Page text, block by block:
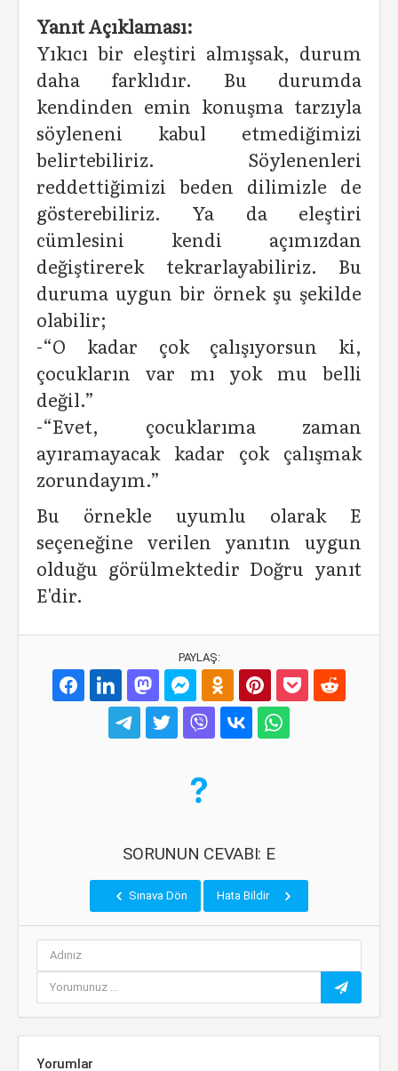
Yanıt Açıklaması:
Yıkıcı bir eleştiri almışsak, durum
daha farklıdır. Bu durumda
kendinden emin konuşma tarzıyla
söyleneni kabul etmediğimizi
belirtebiliriz. Söylenenleri
reddettiğimizi beden dilimizle de
gösterebiliriz. Ya da eleştiri
cümlesini kendi açımızdan
değiştirerek tekrarlayabiliriz. Bu
duruma uygun bir örnek şu şekilde
olabilir;
-“O kadar çok çalışıyorsun ki,
çocukların var mı yok mu belli
değil.”
-“Evet, çocuklarıma zaman
ayıramayacak kadar çok çalışmak
zorundayım.”
Bu örnekle uyumlu olarak E
seçeneğine verilen yanıtın uygun
olduğu görülmektedir Doğru yanıt
E'dir.
PAYLAŞ:
SORUNUN CEVABI: E
Sınava Dön Hata Bildir
Yorumlar